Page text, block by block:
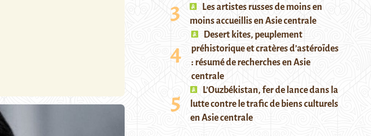
Les artistes russes de moins en
moins accueillis en Asie centrale
Desert kites, peuplement
préhistorique et cratères d’astéroïdes
: résumé de recherches en Asie
centrale
L’Ouzbékistan, fer de lance dans la
lutte contre le trafic de biens culturels
en Asie centrale